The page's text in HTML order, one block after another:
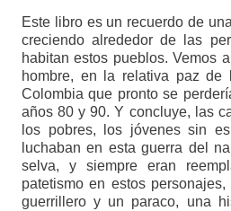
Este libro es un recuerdo de
creciendo alrededor de las
habitan estos pueblos. Vemos
hombre, en la relativa paz
Colombia que pronto se
años 80 y 90. Y concluye, las
los pobres, los jóvenes sin
luchaban en esta guerra del
selva, y siempre eran
patetismo en estos
guerrillero y un paraco, una